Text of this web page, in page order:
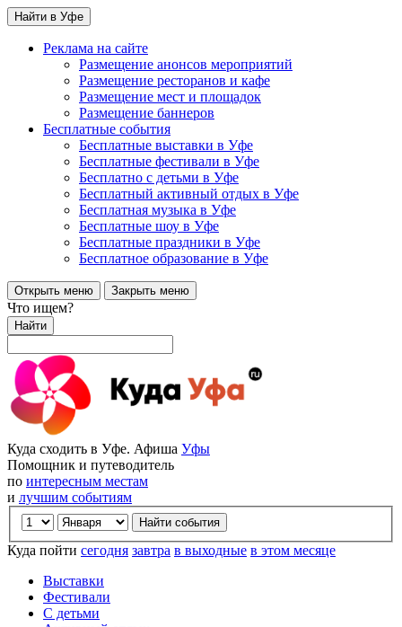
Найти в Уфе
Реклама на сайте
Размещение анонсов мероприятий
Размещение ресторанов и кафе
Размещение мест и площадок
Размещение баннеров
Бесплатные события
Бесплатные выставки в Уфе
Бесплатные фестивали в Уфе
Бесплатно с детьми в Уфе
Бесплатный активный отдых в Уфе
Бесплатная музыка в Уфе
Бесплатные шоу в Уфе
Бесплатные праздники в Уфе
Бесплатное образование в Уфе
Открыть меню Закрыть меню
Что ищем?
Найти
Куда сходить в Уфе. Афиша Уфы
Помощник и путеводитель
по интересным местам
и лучшим событиям
Куда пойти сегодня завтра в выходные в этом месяце
Выставки
Фестивали
С детьми